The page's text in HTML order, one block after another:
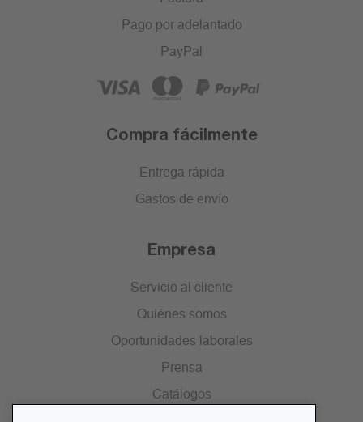
Pago por adelantado
PayPal
Compra fácilmente
Entrega rápida
Gastos de envío
Empresa
Servicio al cliente
Quiénes somos
Oportunidades laborales
Prensa
Catálogos